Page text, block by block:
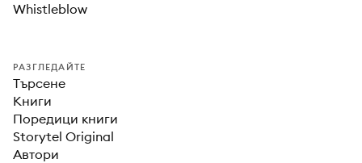
Whistleblow
РАЗГЛЕДАЙТЕ
Търсене
Книги
Поредици книги
Storytel Original
Автори